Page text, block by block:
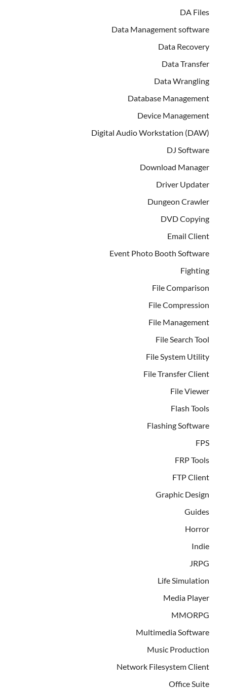
DA Files
Data Management software
Data Recovery
Data Transfer
Data Wrangling
Database Management
Device Management
Digital Audio Workstation (DAW)
DJ Software
Download Manager
Driver Updater
Dungeon Crawler
DVD Copying
Email Client
Event Photo Booth Software
Fighting
File Comparison
File Compression
File Management
File Search Tool
File System Utility
File Transfer Client
File Viewer
Flash Tools
Flashing Software
FPS
FRP Tools
FTP Client
Graphic Design
Guides
Horror
Indie
JRPG
Life Simulation
Media Player
MMORPG
Multimedia Software
Music Production
Network Filesystem Client
Office Suite